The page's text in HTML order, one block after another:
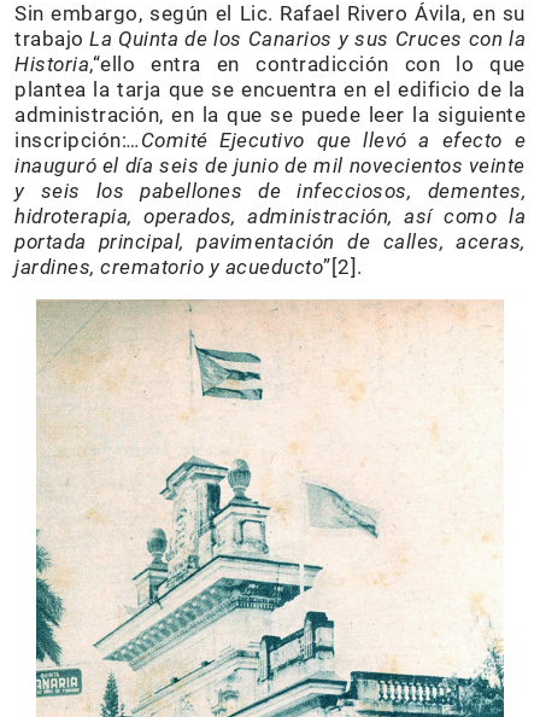
Sin embargo, según el Lic. Rafael Rivero Ávila, en su
trabajoLa Quinta de los Canarios y sus Cruces con la
Historia,“ello entra en contradicción con lo que
plantea la tarja que se encuentra en el edificio de la
administración, en la que se puede leer la siguiente
inscripción:…Comité Ejecutivo que llevó a efecto e
inauguró el día seis de junio de mil novecientos veinte
y seis los pabellones de infecciosos, dementes,
hidroterapia, operados, administración, así como la
portada principal, pavimentación de calles, aceras,
jardines, crematorio y acueducto”[2].